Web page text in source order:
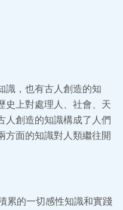
識，也有古人創造的知
史上對處理人、社會、天
人創造的知識構成了人們
方面的知識對人類繼往開
累的一切感性知識和實踐